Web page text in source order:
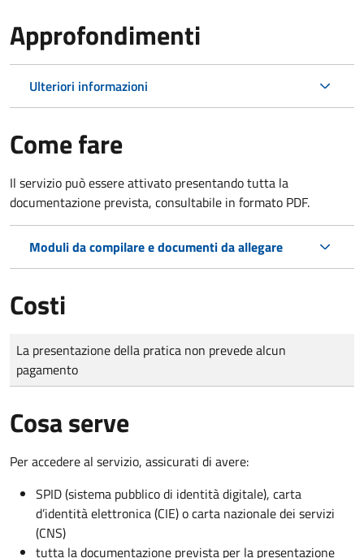
Approfondimenti
Ulteriori informazioni
Come fare
Il servizio può essere attivato presentando tutta la
documentazione prevista, consultabile in formato PDF.
Moduli da compilare e documenti da allegare
Costi
Tipo di pagamento
Importo
La presentazione della pratica non prevede alcun
pagamento
Cosa serve
Per accedere al servizio, assicurati di avere:
SPID (sistema pubblico di identità digitale), carta
d’identità elettronica (CIE) o carta nazionale dei servizi
(CNS)
tutta la documentazione prevista per la presentazione